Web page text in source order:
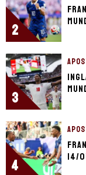
2
3
4
14/